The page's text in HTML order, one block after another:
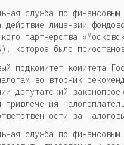
служба по
действие лицензии
партнерства
которое было
подкомитет комитета
во вторник
депутатский
привлечения
за
служба по